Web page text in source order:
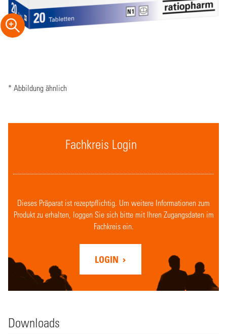
* Abbildung ähnlich
Fachkreis Login
Dieses Präparat ist rezeptpflichtig. Um weitere Informationen zum
Produkt zu erhalten, loggen Sie sich bitte mit Ihren Zugangsdaten im
Fachkreis ein.
LOGIN
Downloads